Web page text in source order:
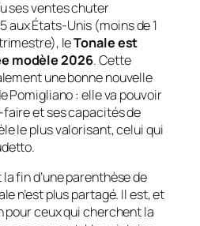
ses ventes chuter
aux États-Unis (moins de 1
leTonale est
modèle 2026. Cette
une bonne nouvelle
Pomigliano : elle va pouvoir
et ses capacités de
le plus valorisant, celui qui
fin d’une parenthèse de
n’est plus partagé. Il est, et
pour ceux qui cherchent la